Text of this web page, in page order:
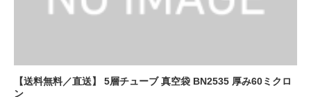
【送料無料／直送】 5層チューブ 真空袋 BN2535 厚み60ミクロ
ン